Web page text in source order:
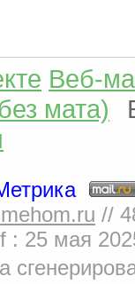
Веб-
мата)
//
: 25 мая